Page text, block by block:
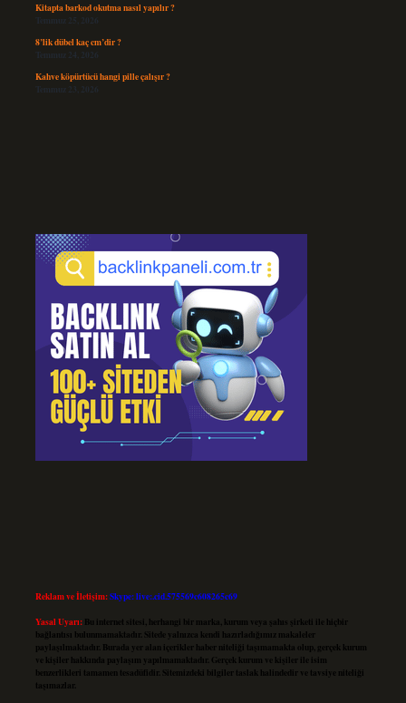
Kitapta barkod okutma nasıl yapılır ?
Temmuz 25, 2026
8’lik dübel kaç cm’dir ?
Temmuz 24, 2026
Kahve köpürtücü hangi pille çalışır ?
Temmuz 23, 2026
Reklam ve İletişim:Skype: live:.cid.575569c608265c69
Yasal Uyarı: Bu internet sitesi, herhangi bir marka, kurum veya şahıs şirketi ile hiçbir
bağlantısı bulunmamaktadır. Sitede yalnızca kendi hazırladığımız makaleler
paylaşılmaktadır. Burada yer alan içerikler haber niteliği taşımamakta olup, gerçek kurum
ve kişiler hakkında paylaşım yapılmamaktadır. Gerçek kurum ve kişiler ile isim
benzerlikleri tamamen tesadüfidir. Sitemizdeki bilgiler taslak halindedir ve tavsiye niteliği
taşımazlar.